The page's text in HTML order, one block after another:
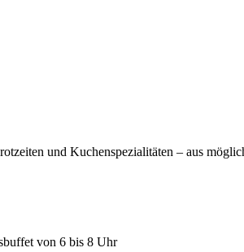
und Kuchenspezialitäten – aus
von 6 bis 8 Uhr